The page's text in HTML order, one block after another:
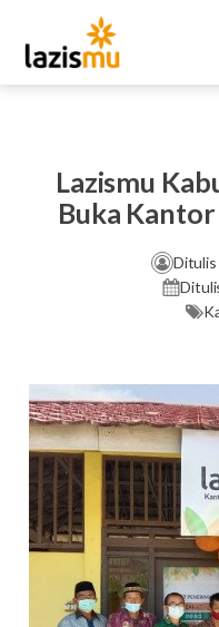
Lazismu
Buka
Ditulis